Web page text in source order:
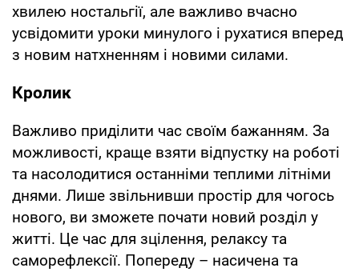
хвилею ностальгії, але важливо вчасно
усвідомити уроки минулого і рухатися вперед
з новим натхненням і новими силами.
Кролик
Важливо приділити час своїм бажанням. За
можливості, краще взяти відпустку на роботі
та насолодитися останніми теплими літніми
днями. Лише звільнивши простір для чогось
нового, ви зможете почати новий розділ у
житті. Це час для зцілення, релаксу та
саморефлексії. Попереду – насичена та